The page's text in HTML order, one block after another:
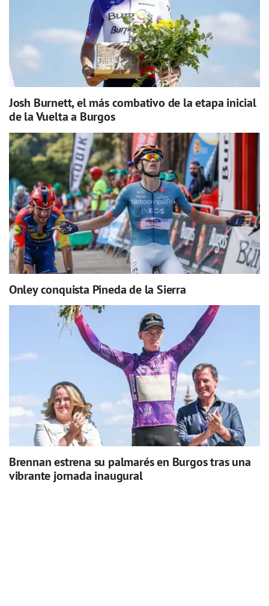
Josh Burnett, el más combativo de la etapa inicial
de la Vuelta a Burgos
Onley conquista Pineda de la Sierra
Brennan estrena su palmarés en Burgos tras una
vibrante jornada inaugural